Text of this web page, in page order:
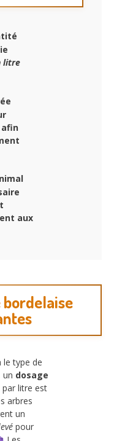
litre
aux
bordelaise
le type de
un dosage
par litre est
arbres
un
pour